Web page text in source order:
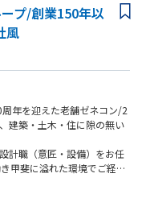
プ/創業150年以
風
周年を迎えた老舗ゼネコン/2
建築・土木・住に隙の無い
計職（意匠・設備）をお任
甲斐に溢れた環境でご経験
ーとしてプロジェクトの取